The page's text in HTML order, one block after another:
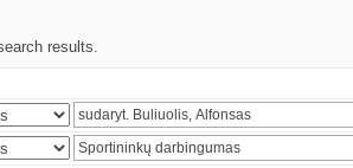
results.